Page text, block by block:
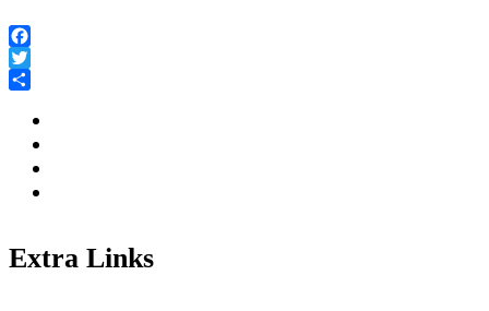
Facebook
Twitter
Extra Links